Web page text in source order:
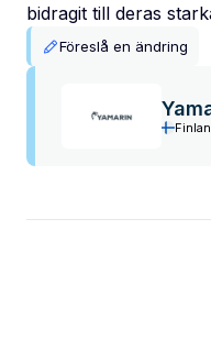
bidragit till deras
Föreslå en ändring